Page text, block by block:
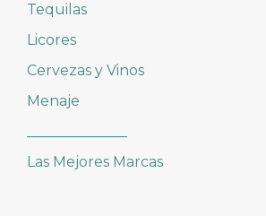
Tequilas
Licores
Cervezas y Vinos
Menaje
Las Mejores Marcas